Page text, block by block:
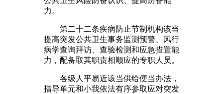
力。
第二十二条疾病防止节制机构该当
提高突发公共卫生事务监测预警、风行
病学查询拜访、查验检测和应急措置能
力，配备取其职责相顺应的专职人员。
各级人平易近该当供给便当办法，
指导单元和小我依法有序参取应对突发